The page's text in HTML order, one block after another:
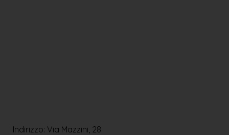
Indirizzo: Via Mazzini, 28